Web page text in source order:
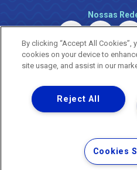
Nossas
Copyright ©
Nossa natureza
Termos Gerais de Uso
Política de Privacidade
By clicking “Accept All Cookies”,
cookies on your device to
site usage, and assist in our
Reject All
Cookies